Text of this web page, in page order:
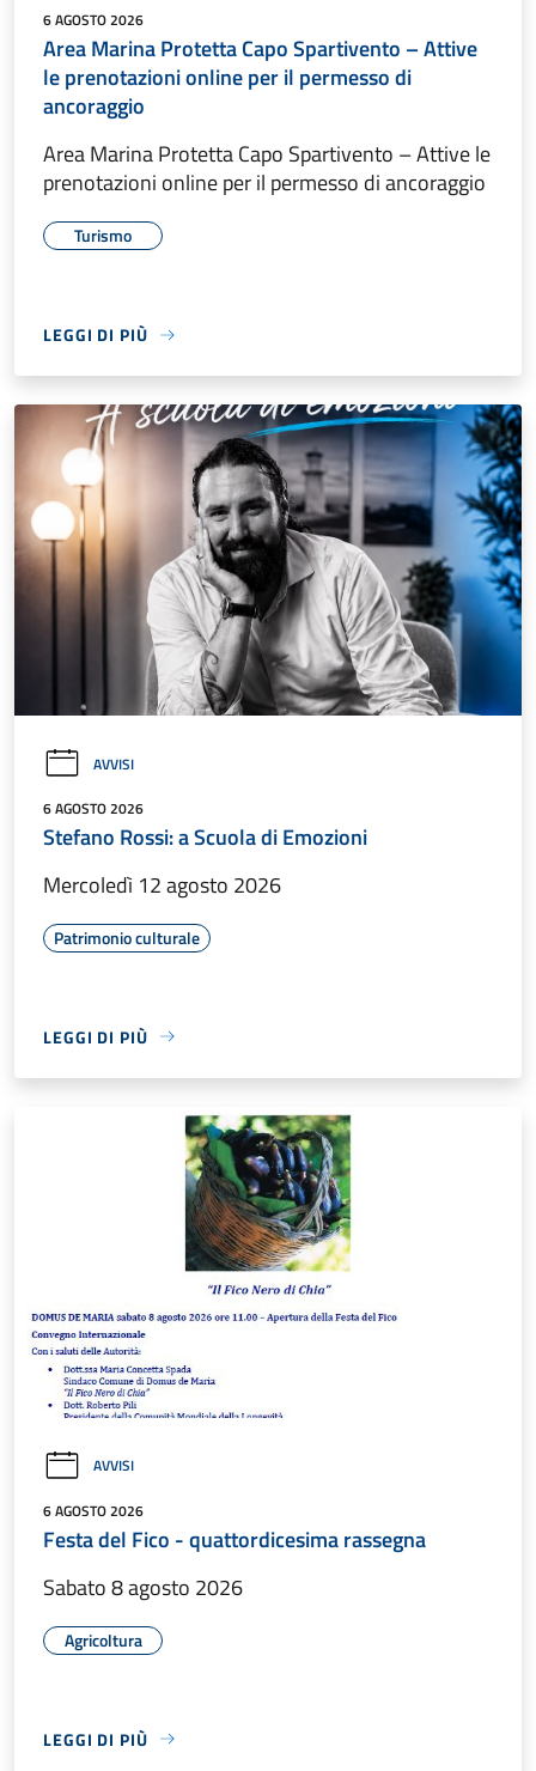
6 AGOSTO 2026
Area Marina Protetta Capo Spartivento – Attive
le prenotazioni online per il permesso di
ancoraggio
Area Marina Protetta Capo Spartivento – Attive le
prenotazioni online per il permesso di ancoraggio
Turismo
LEGGI DI PIÙ
AVVISI
6 AGOSTO 2026
Stefano Rossi: a Scuola di Emozioni
Mercoledì 12 agosto 2026
Patrimonio culturale
LEGGI DI PIÙ
AVVISI
6 AGOSTO 2026
Festa del Fico - quattordicesima rassegna
Sabato 8 agosto 2026
Agricoltura
LEGGI DI PIÙ